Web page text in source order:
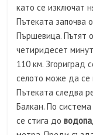
като се изключат
Пътеката започва
Пършевица. Пътят
четиридесет
110 км. Згориград
селото може да се
Пътеката следва
Балкан. По
се стига до